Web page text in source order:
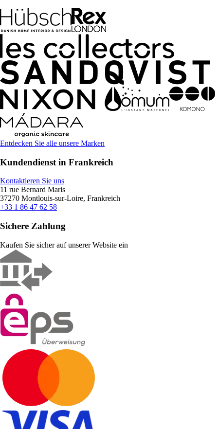
Entdecken Sie alle unsere Marken
Kundendienst in Frankreich
Kontaktieren Sie uns
11 rue Bernard Maris
37270 Montlouis-sur-Loire, Frankreich
+33 1 86 47 62 58
Sichere Zahlung
Kaufen Sie sicher auf unserer Website ein